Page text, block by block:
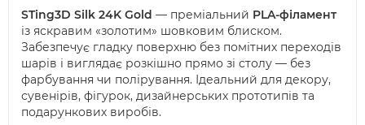
STing3D Silk 24K Gold — преміальний PLA-філамент
із яскравим «золотим» шовковим блиском.
Забезпечує гладку поверхню без помітних переходів
шарів і виглядає розкішно прямо зі столу — без
фарбування чи полірування. Ідеальний для декору,
сувенірів, фігурок, дизайнерських прототипів та
подарункових виробів.